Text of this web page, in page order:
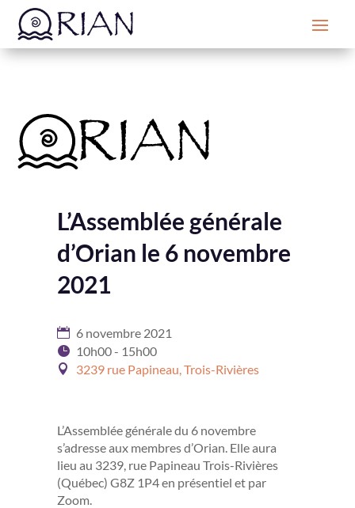
L’Assemblée générale
d’Orian le 6 novembre
2021
6 novembre 2021
10h00 - 15h00
3239 rue Papineau, Trois-Rivières
L’Assemblée générale du 6 novembre
s’adresse aux membres d’Orian. Elle aura
lieu au 3239, rue Papineau Trois-Rivières
(Québec) G8Z 1P4en présentiel et par
Zoom.